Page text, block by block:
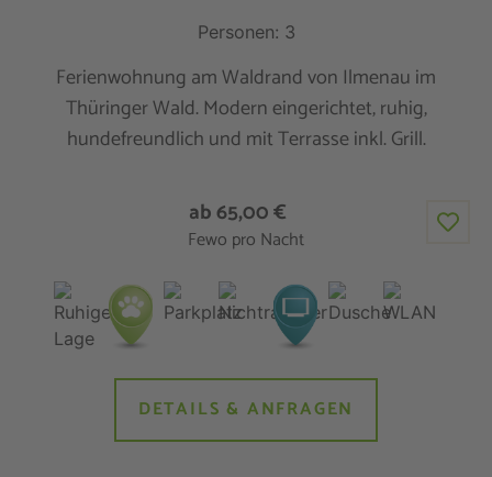
Personen: 3
Ferienwohnung am Waldrand von Ilmenau im
Thüringer Wald. Modern eingerichtet, ruhig,
hundefreundlich und mit Terrasse inkl. Grill.
ab 65,00 €
Fewo pro Nacht
DETAILS & ANFRAGEN